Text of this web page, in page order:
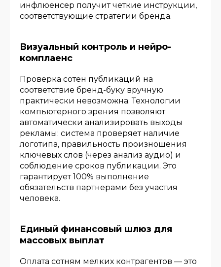
инфлюенсер получит четкие инструкции,
соответствующие стратегии бренда.
Визуальный контроль и нейро-
комплаенс
Проверка сотен публикаций на
соответствие бренд-буку вручную
практически невозможна. Технологии
компьютерного зрения позволяют
автоматически анализировать выходы
рекламы: система проверяет наличие
логотипа, правильность произношения
ключевых слов (через анализ аудио) и
соблюдение сроков публикации. Это
гарантирует 100% выполнение
обязательств партнерами без участия
человека.
Единый финансовый шлюз для
массовых выплат
Оплата сотням мелких контрагентов — это